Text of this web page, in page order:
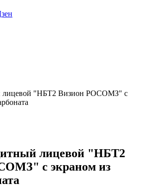
лицевой "НБТ2 Визион РОСОМЗ" с
лицевой "НБТ2
с экраном из